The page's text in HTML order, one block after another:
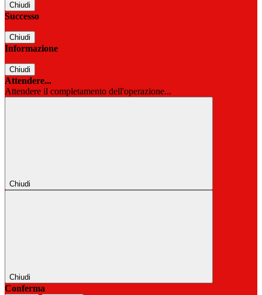
Chiudi
Successo
Chiudi
Informazione
Chiudi
Attendere...
Attendere il completamento dell'operazione...
Chiudi
Chiudi
Conferma